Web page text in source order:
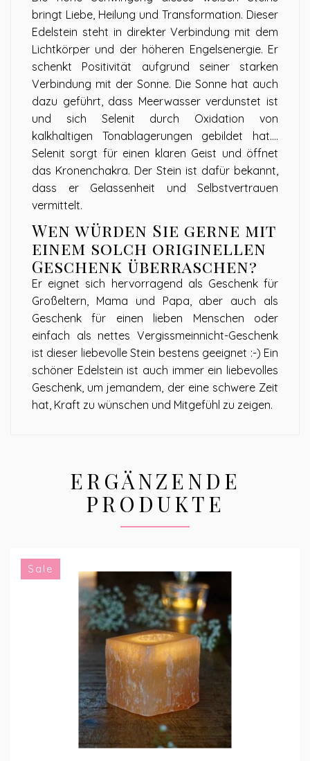
bringt Liebe, Heilung und Transformation. Dieser
Edelstein steht in direkter Verbindung mit dem
Lichtkörper und der höheren Engelsenergie. Er
schenkt Positivität aufgrund seiner starken
Verbindung mit der Sonne. Die Sonne hat auch
dazu geführt, dass Meerwasser verdunstet ist
und sich Selenit durch Oxidation von
kalkhaltigen Tonablagerungen gebildet hat....
Selenit sorgt für einen klaren Geist und öffnet
das Kronenchakra. Der Stein ist dafür bekannt,
dass er Gelassenheit und Selbstvertrauen
vermittelt.
Wen würden Sie gerne mit
einem solch originellen
Geschenk überraschen?
Er eignet sich hervorragend als Geschenk für
Großeltern, Mama und Papa, aber auch als
Geschenk für einen lieben Menschen oder
einfach als nettes Vergissmeinnicht-Geschenk
ist dieser liebevolle Stein bestens geeignet :-) Ein
schöner Edelstein ist auch immer ein liebevolles
Geschenk, um jemandem, der eine schwere Zeit
hat, Kraft zu wünschen und Mitgefühl zu zeigen.
ERGÄNZENDE
PRODUKTE
Sale